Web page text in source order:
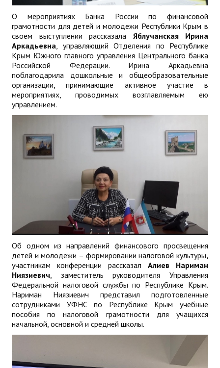
О мероприятиях Банка России по финансовой
грамотности для детей и молодежи Республики Крым в
своем выступлении рассказала Яблучанская Ирина
Аркадьевна , управляющий Отделения по Республике
Крым Южного главного управления Центрального банка
Российской Федерации. Ирина Аркадьевна
поблагодарила дошкольные и общеобразовательные
организации, принимающие активное участие в
мероприятиях, проводимых возглавляемым ею
управлением.
Об одном из направлений финансового просвещения
детей и молодежи – формировании налоговой культуры,
участникам конференции рассказал Алиев Нариман
Ниязиевич , заместитель руководителя Управления
Федеральной налоговой службы по Республике Крым.
Нариман Ниязиевич представил подготовленные
сотрудниками УФНС по Республике Крым учебные
пособия по налоговой грамотности для учащихся
начальной, основной и средней школы.